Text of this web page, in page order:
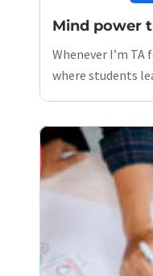
Whenever I’m TA
where students